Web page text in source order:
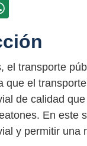
el transporte
que el
de calidad
En este
y permitir una